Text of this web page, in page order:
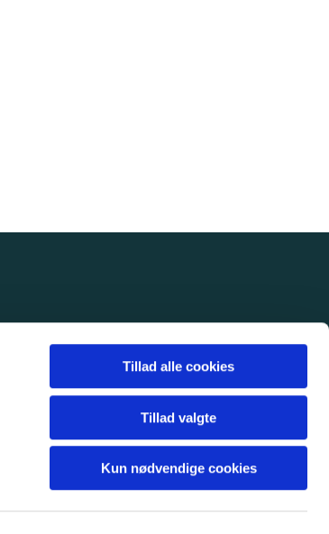
Tillad alle cookies
Tillad valgte
Kun nødvendige cookies